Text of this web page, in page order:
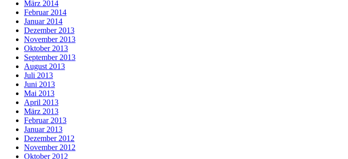
März 2014
Februar 2014
Januar 2014
Dezember 2013
November 2013
Oktober 2013
September 2013
August 2013
Juli 2013
Juni 2013
Mai 2013
April 2013
März 2013
Februar 2013
Januar 2013
Dezember 2012
November 2012
Oktober 2012